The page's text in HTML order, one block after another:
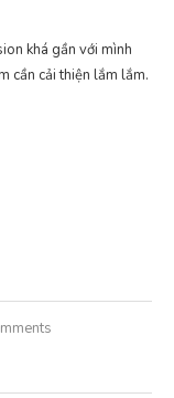
khá gần với mình
cần cải thiện lắm lắm.